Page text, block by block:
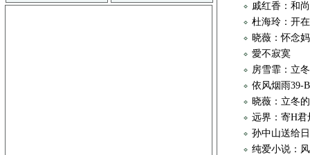
戚红香：和尚
杜海玲：开
晓薇：怀念
愛不寂寞
房雪霏：立
依风烟雨39-B
晓薇：立冬
远界：寄H君
孙中山送给
纯爱小说：